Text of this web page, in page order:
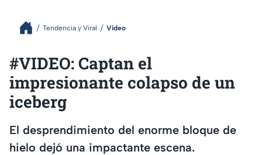
Tendencia y Viral Video
#VIDEO: Captan el
impresionante colapso de un
iceberg
El desprendimiento del enorme bloque de
hielo dejó una impactante escena.